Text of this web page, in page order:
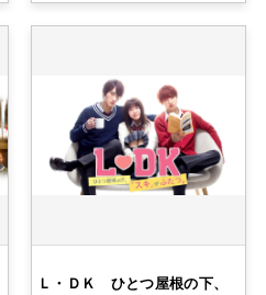
Ｌ・ＤＫ ひとつ屋根の下、